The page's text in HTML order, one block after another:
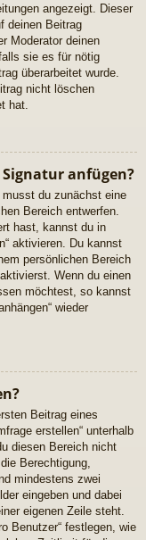
angezeigt. Dieser
deinen Beitrag
Moderator deinen
sie es für nötig
überarbeitet wurde.
nicht löschen
hat.
anfügen?
du zunächst eine
Bereich entwerfen.
hast, kannst du in
aktivieren. Du kannst
persönlichen Bereich
Wenn du einen
möchtest, so kannst
wieder
Beitrag eines
erstellen“ unterhalb
diesen Bereich nicht
Berechtigung,
mindestens zwei
eingeben und dabei
eigenen Zeile steht.
Benutzer“ festlegen, wie